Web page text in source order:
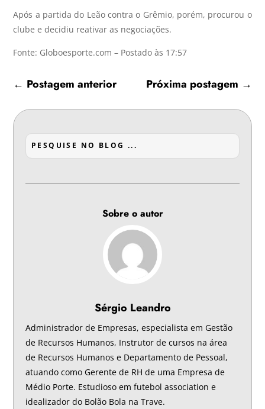
Após a partida do Leão contra o Grêmio, porém, procurou o
clube e decidiu reativar as negociações.
Fonte: Globoesporte.com – Postado às 17:57
← Postagem anterior Próxima postagem →
Sobre o autor
Sérgio Leandro
Administrador de Empresas, especialista em Gestão
de Recursos Humanos, Instrutor de cursos na área
de Recursos Humanos e Departamento de Pessoal,
atuando como Gerente de RH de uma Empresa de
Médio Porte. Estudioso em futebol association e
idealizador do Bolão Bola na Trave.